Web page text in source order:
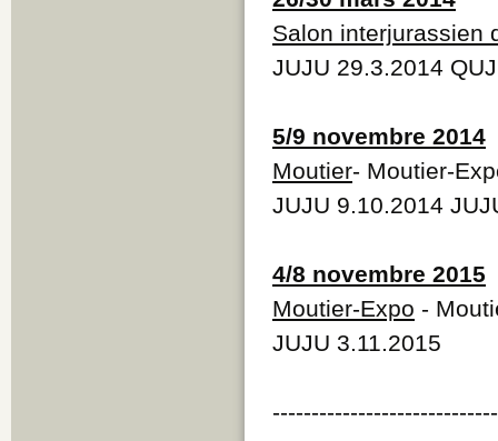
Salon interjurassien
JUJU 29.3.2014
5/9 novembre 2014
Moutier- Moutier-
JUJU 9.10.2014
4/8 novembre 2015
Moutier-Expo -
JUJU 3.11.2015